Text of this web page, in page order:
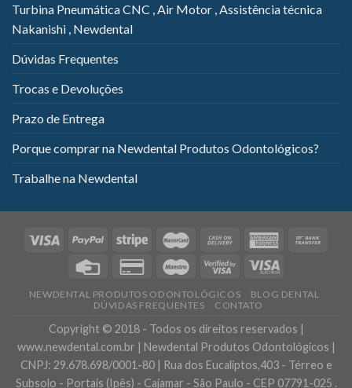
Turbina Pneumática CNC , Air Motor , Assistência técnica
Nakanishi , Newdental
Dúvidas Frequentes
Trocas e Devoluções
Prazo de Entrega
Porque comprar na Newdental Produtos Odontológicos?
Trabalhe na Newdental
NEWDENTAL PRODUTOS ODONTOLÓGICOS
BLOG DENTAL
DÚVIDAS FREQUENTES
CONTATO
Copyright © 2018 - Todos os direitos reservados |
www.newdental.com.br | Newdental Produtos Odontológicos |
CNPJ: 29.678.698/0001-80 | Rua dos Eucaliptos,403 - Térreo e
Subsolo - Portais (Ipês) - Cajamar - São Paulo - CEP 07791-025 .